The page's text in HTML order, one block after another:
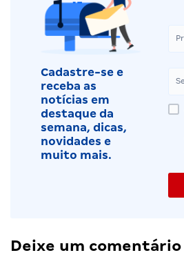
Cadastre-se e
receba as
notícias em
destaque da
semana, dicas,
novidades e
muito mais.
Deixe um comentário